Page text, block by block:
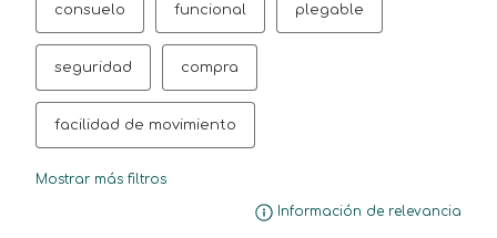
consuelo funcional plegable
seguridad compra
facilidad de movimiento
Mostrar más filtros
Información de relevancia